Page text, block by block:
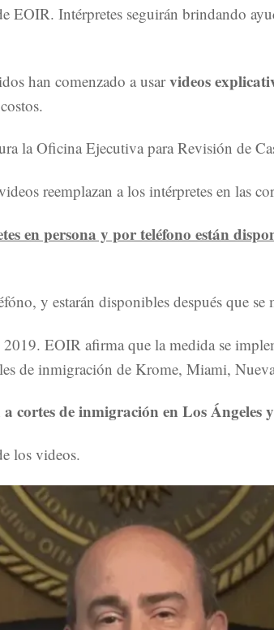
EOIR. Intérpretes seguirán brindando
han comenzado a usarvideos
la Oficina Ejecutiva para Revisión de
reemplazan a los intérpretes en las
en persona y por teléfono están
y estarán disponibles después que se
EOIR afirma que la medida se
de inmigración de Krome, Miami,
cortes de inmigración en Los Ángeles
los videos.